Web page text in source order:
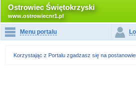
Ostrowiec Świętokrzyski
www.ostrowiecnr1.pl
Menu portalu
Korzystając z Portalu zgadzasz się na